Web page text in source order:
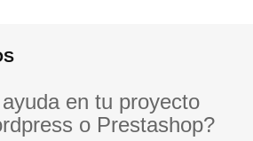
en tu proyecto
o Prestashop?